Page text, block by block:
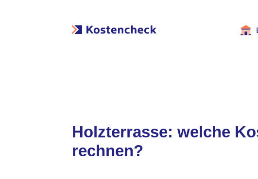
Holzterrasse: welche
rechnen?